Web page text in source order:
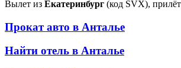
Вылет из Екатеринбург (код SVX),
Прокат авто в Анталье
Найти отель в Анталье